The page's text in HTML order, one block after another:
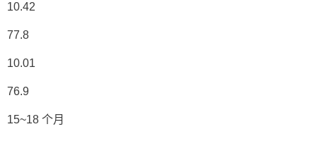
10.42
77.8
10.01
76.9
15~18 个月